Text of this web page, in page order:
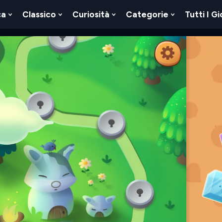
Show
For
Logica
Classico
Show
For
Classico
Curiosità
Show
For
Curiosità
Categorie
Show
For
Categorie
Tutti I